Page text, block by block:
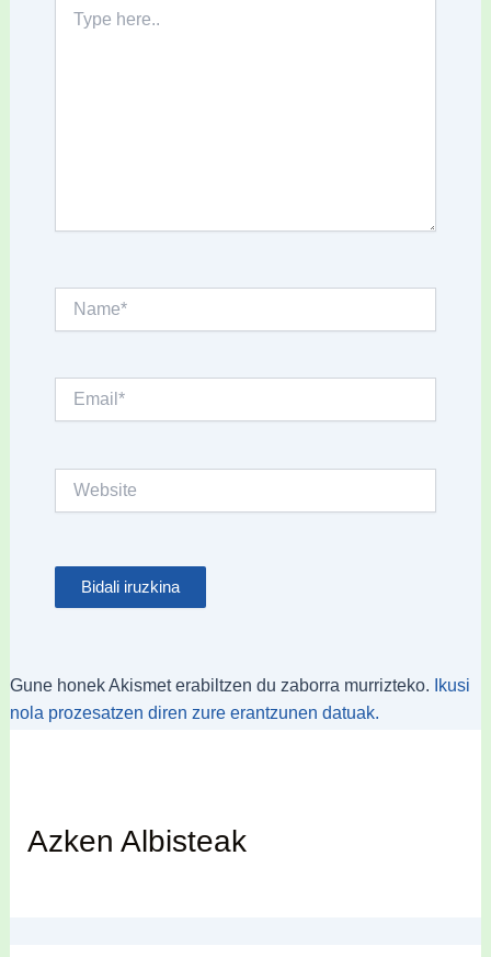
here..
Email*
Website
Gune honek Akismet erabiltzen du zaborra murrizteko.
Ikusi
nola prozesatzen diren zure erantzunen datuak.
Azken Albisteak